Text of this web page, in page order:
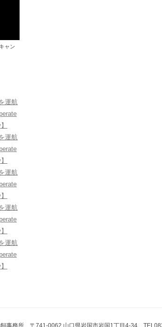
ャン
運航
運航
運航
運航
運航
飼事務所 〒741-0062 山口県岩国市岩国1丁目4-34